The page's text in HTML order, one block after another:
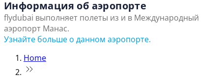
Информация об аэропорте
flydubai выполняет полеты из и в Международный
аэропорт Манас.
Узнайте больше о данном аэропорте.
Home